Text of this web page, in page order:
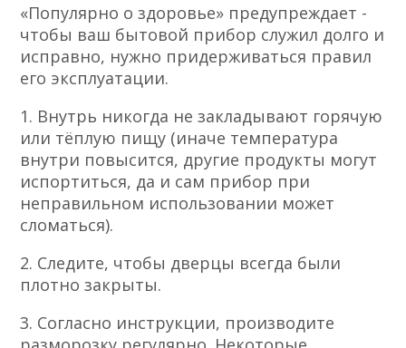
«Популярно о здоровье» предупреждает -
чтобы ваш бытовой прибор служил долго и
исправно, нужно придерживаться правил
его эксплуатации.
1. Внутрь никогда не закладывают горячую
или тёплую пищу (иначе температура
внутри повысится, другие продукты могут
испортиться, да и сам прибор при
неправильном использовании может
сломаться).
2. Следите, чтобы дверцы всегда были
плотно закрыты.
3. Согласно инструкции, производите